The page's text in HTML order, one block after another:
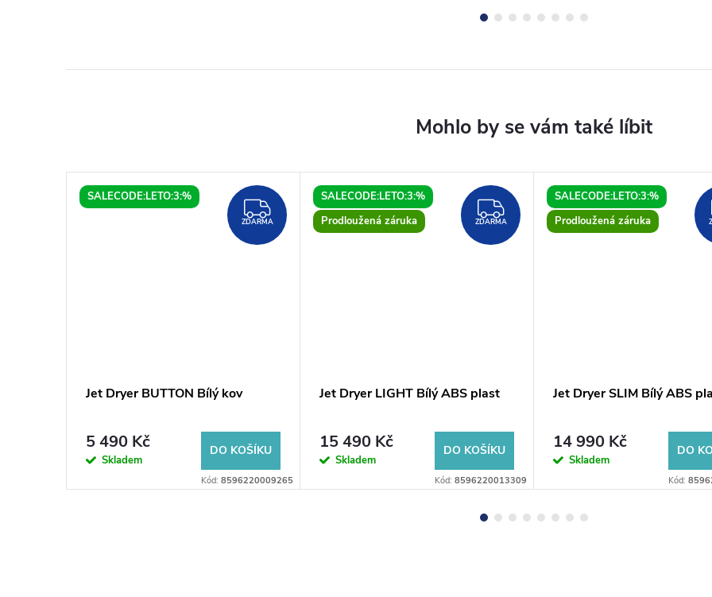
ZDARMA
SALECODE:LETO:3:%
ZDARMA
ZDARMA
Jet Dryer BUTTON Bílý kov
5 490 Kč
Skladem
DO KOŠÍKU
Kód: 8596220009265
SALECODE:LETO:3:%
Prodloužená záruka
ZDARMA
ZDARMA
Jet Dryer LIGHT Bílý ABS plast
15 490 Kč
Skladem
DO KOŠÍKU
Kód: 8596220013309
SALECODE:LETO:3:%
Prodloužená záruka
Jet Dryer SLIM Bílý ABS
14 990 Kč
Skladem
DO
Kód: